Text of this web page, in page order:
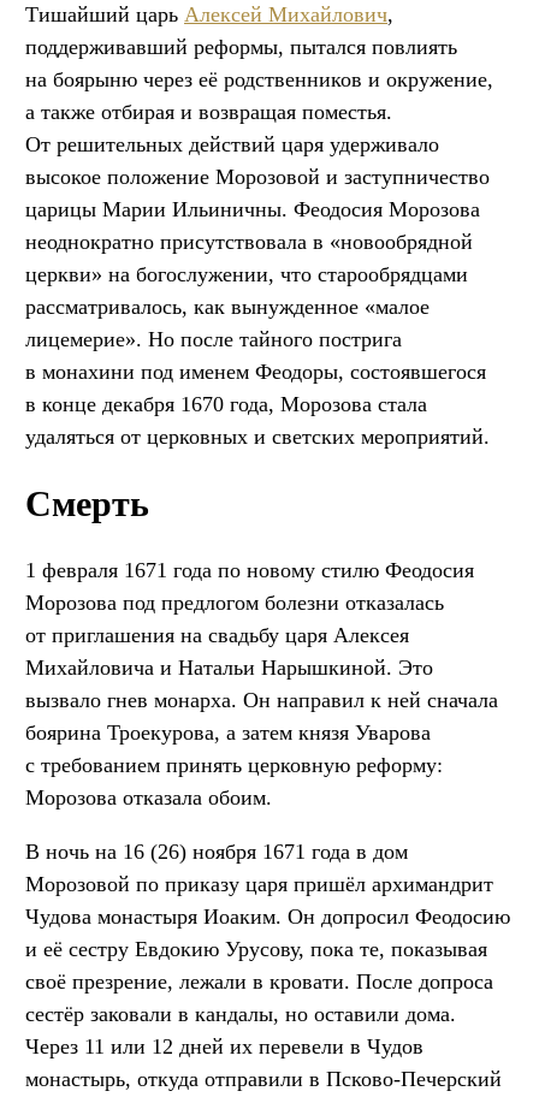
Тишайший царь Алексей Михайлович,
поддерживавший реформы, пытался повлиять
на боярыню через её родственников и окружение,
а также отбирая и возвращая поместья.
От решительных действий царя удерживало
высокое положение Морозовой и заступничество
царицы Марии Ильиничны. Феодосия Морозова
неоднократно присутствовала в «новообрядной
церкви» на богослужении, что старообрядцами
рассматривалось, как вынужденное «малое
лицемерие». Но после тайного пострига
в монахини под именем Феодоры, состоявшегося
в конце декабря 1670 года, Морозова стала
удаляться от церковных и светских мероприятий.
Смерть
1 февраля 1671 года по новому стилю Феодосия
Морозова под предлогом болезни отказалась
от приглашения на свадьбу царя Алексея
Михайловича и Натальи Нарышкиной. Это
вызвало гнев монарха. Он направил к ней сначала
боярина Троекурова, а затем князя Уварова
с требованием принять церковную реформу:
Морозова отказала обоим.
В ночь на 16 (26) ноября 1671 года в дом
Морозовой по приказу царя пришёл архимандрит
Чудова монастыря Иоаким. Он допросил Феодосию
и её сестру Евдокию Урусову, пока те, показывая
своё презрение, лежали в кровати. После допроса
сестёр заковали в кандалы, но оставили дома.
Через 11 или 12 дней их перевели в Чудов
монастырь, откуда отправили в Псково-Печерский